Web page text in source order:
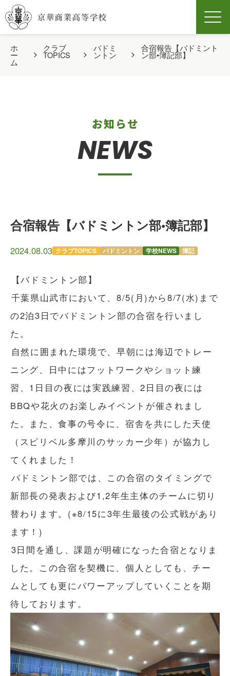
ホ
ー
ム
クラブ
TOPICS
バドミ
ントン
合宿報告【バドミント
ン部•簿記部】
お知らせ
NEWS
合宿報告【バドミントン部•簿記部】
2024.08.03 クラブTOPICS バドミントン 学校NEWS 簿記
【バドミントン部】
千葉県山武市において、8/5(月)から8/7(水)まで
の2泊3日でバドミントン部の合宿を行いまし
た。
自然に囲まれた環境で、早朝には海辺でトレー
ニング、日中にはフットワークやショット練
習、1日目の夜には実践練習、2日目の夜には
BBQや花火のお楽しみイベントが催されまし
た。また、食事の号令に、宿舎を共にした天使
（スピリベル多摩川のサッカー少年）が協力し
てくれました！
バドミントン部では、この合宿のタイミングで
新部長の発表および1,2年生主体のチームに切り
替わります。(※8/15に3年生最後の公式戦があり
ます！)
3日間を通し、課題が明確になった合宿となりま
した。この合宿を契機に、個人としても、チー
ムとしても更にパワーアップしていくことを期
待しております。